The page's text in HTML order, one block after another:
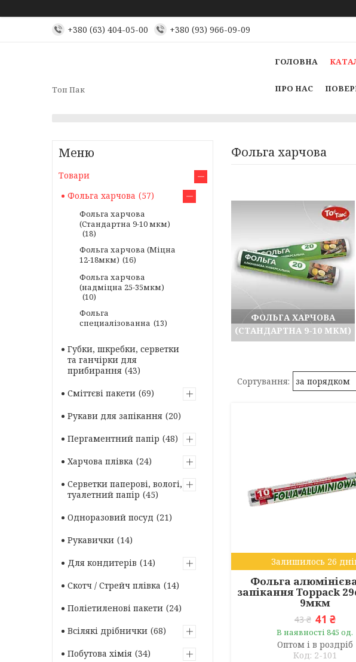
+380 (63) 404-05-00 +380 (93) 966-09-09
Топ Пак
ГОЛОВНА
ПРО НАС
Фольга харчова
ФОЛЬГА ХАРЧОВА
(СТАНДАРТНА 9-10 МКМ)
Залишилось 26
Фольга
запікання Toppack
9мкм
43 ₴ 41 ₴
В наявності 845 од.
Оптом і в роздріб
2-101
Товари
Фольга харчова
57
Фольга харчова
(Стандартна 9-10 мкм)
18
Фольга харчова (Міцна
12-18мкм) 16
Фольга харчова
(надміцна 25-35мкм)
10
Фольга
специалізованна 13
Губки, шкребки, серветки
та ганчірки для
прибирання 43
Сміттєві пакети 69
Рукави для запікання 20
Пергаментний папір 48
Харчова плівка
24
Серветки паперові, вологі,
туалетний папір 45
Одноразовий посуд
21
Рукавички 14
Для кондитерів
14
Скотч / Стрейч плівка
14
Поліетиленові пакети 24
Всілякі дрібнички 68
Побутова хімія 34